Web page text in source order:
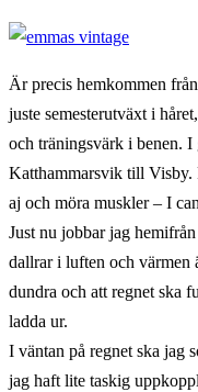
Är precis hemkommen
juste semesterutväxt i
och träningsvärk i benen.
Katthammarsvik till Visby.
aj och möra muskler – I
Just nu jobbar jag
dallrar i luften och värmen
dundra och att regnet ska
ladda ur.
I väntan på regnet ska jag
jag haft lite taskig